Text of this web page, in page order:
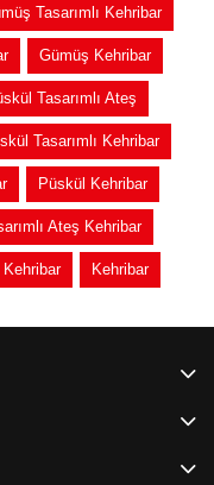
Tasarımlı Kehribar
Gümüş Kehribar
Tasarımlı Ateş
Tasarımlı Kehribar
Püskül Kehribar
Ateş Kehribar
Kehribar